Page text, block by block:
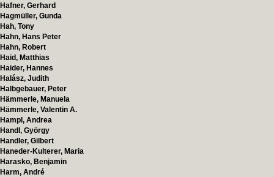
Hafner, Gerhard
Hagmüller, Gunda
Hah, Tony
Hahn, Hans Peter
Hahn, Robert
Haid, Matthias
Haider, Hannes
Halász, Judith
Halbgebauer, Peter
Hämmerle, Manuela
Hämmerle, Valentin A.
Hampl, Andrea
Handl, György
Handler, Gilbert
Haneder-Kulterer, Maria
Harasko, Benjamin
Harm, André